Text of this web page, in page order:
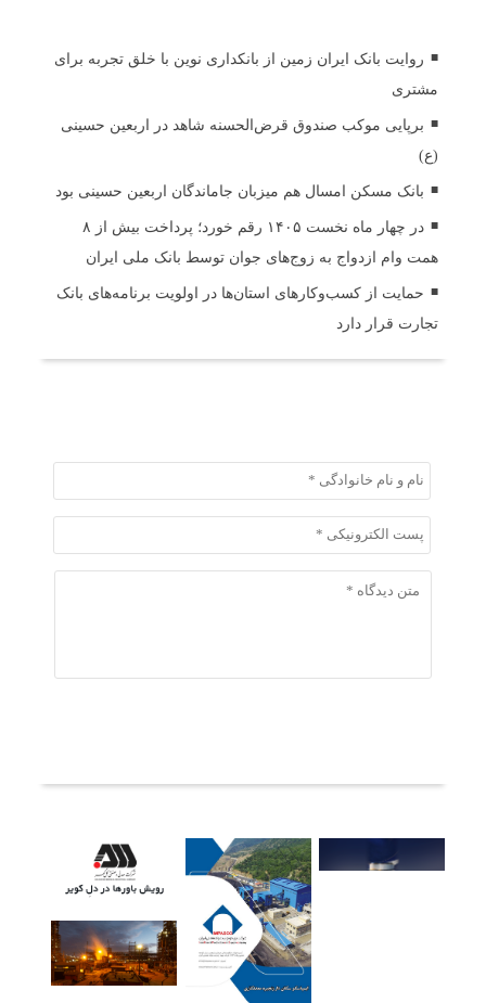
روایت بانک ایران زمین از بانکداری نوین با خلق تجربه برای
مشتری
برپایی موکب صندوق قرض‌الحسنه شاهد در اربعین حسینی
(ع)
بانک مسکن امسال هم میزبان جاماندگان اربعین حسینی بود
در چهار ماه نخست ۱۴۰۵ رقم خورد؛ پرداخت بیش از ۸
همت وام ازدواج به زوج‌های جوان توسط بانک ملی ایران
حمایت از کسب‌وکارهای استان‌ها در اولویت برنامه‌های بانک
تجارت قرار دارد